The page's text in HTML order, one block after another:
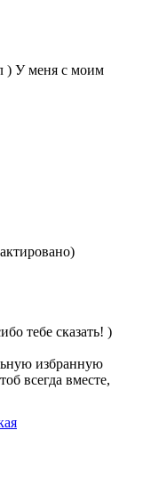
) У меня с моим
тебе сказать! )
избранную
всегда вместе,